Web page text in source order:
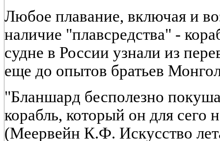
Любое плавание, включая и
наличие "плавсредства" -
судне в России узнали из
еще до опытов братьев
"Бланшард бесполезно
корабль, который он для сего
(Меервейн К.Ф. Искусство